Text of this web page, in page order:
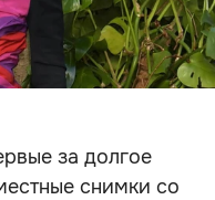
за долгое
снимки со